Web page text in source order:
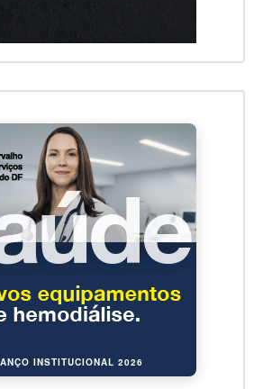
INSTITUCIONAL 2026